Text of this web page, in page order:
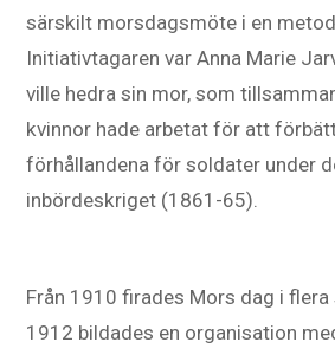
särskilt morsdagsmöte i en
Initiativtagaren var Anna Marie
ville hedra sin mor, som
kvinnor hade arbetat för att
förhållandena för soldater under
inbördeskriget (1861-65).
Från 1910 firades Mors dag i flera
1912 bildades en organisation